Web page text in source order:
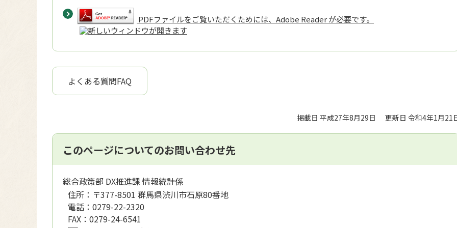
PDFファイルをご覧いただくためには、Adobe Reader が必要です。
よくある質問FAQ
掲載日 平成27年8月29日 更新日 令和4年1月21
このページについてのお問い合わせ先
総合政策部 DX推進課 情報統計係
住所： 〒377-8501 群馬県渋川市石原80番地
電話： 0279-22-2320
FAX： 0279-24-6541